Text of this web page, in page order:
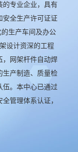
的专业企业，具有
安全生产许可证证
生产车间及办公
设计资深的工程
，网架杆件自动焊
生产制造、质量检
伍。本中心已通过
管理体系认证，